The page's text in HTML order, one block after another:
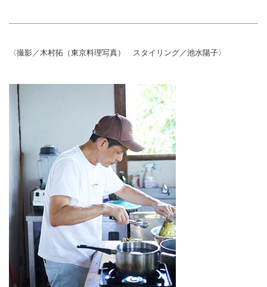
〈撮影／木村拓（東京料理写真） スタイリング／池水陽子〉